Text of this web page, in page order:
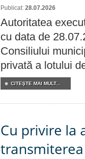
Publicat: 28.07.2026
Autoritatea
cu data de
Consiliului
privată a lotului
CITEŞTE MAI MULT...
Cu privire la